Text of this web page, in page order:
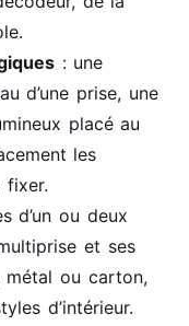
: une
d’une prise, une
placé au
les
fixer.
d’un ou deux
et ses
métal ou carton,
d’intérieur.